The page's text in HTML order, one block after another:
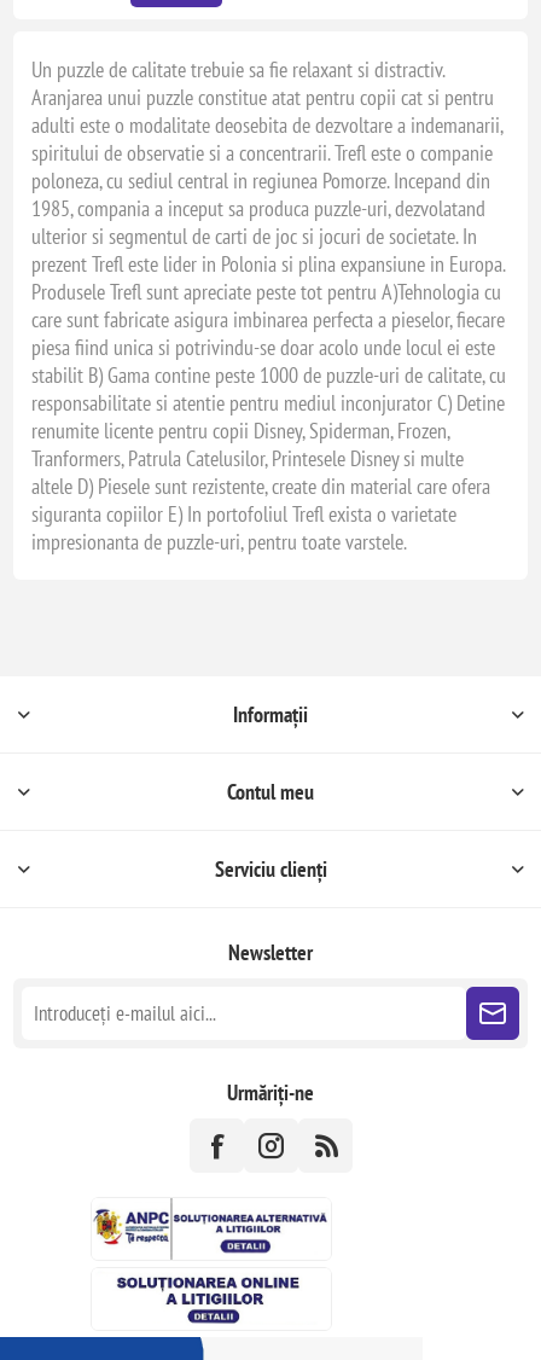
Un puzzle de calitate trebuie sa fie relaxant si distractiv.
Aranjarea unui puzzle constitue atat pentru copii cat si pentru
adulti este o modalitate deosebita de dezvoltare a indemanarii,
spiritului de observatie si a concentrarii. Trefl este o companie
poloneza, cu sediul central in regiunea Pomorze. Incepand din
1985, compania a inceput sa produca puzzle-uri, dezvolatand
ulterior si segmentul de carti de joc si jocuri de societate. In
prezent Trefl este lider in Polonia si plina expansiune in Europa.
Produsele Trefl sunt apreciate peste tot pentru A)Tehnologia cu
care sunt fabricate asigura imbinarea perfecta a pieselor, fiecare
piesa fiind unica si potrivindu-se doar acolo unde locul ei este
stabilit B) Gama contine peste 1000 de puzzle-uri de calitate, cu
responsabilitate si atentie pentru mediul inconjurator C) Detine
renumite licente pentru copii Disney, Spiderman, Frozen,
Tranformers, Patrula Catelusilor, Printesele Disney si multe
altele D) Piesele sunt rezistente, create din material care ofera
siguranta copiilor E) In portofoliul Trefl exista o varietate
impresionanta de puzzle-uri, pentru toate varstele.
Informații
Contul meu
Serviciu clienți
Newsletter
Urmăriți-ne